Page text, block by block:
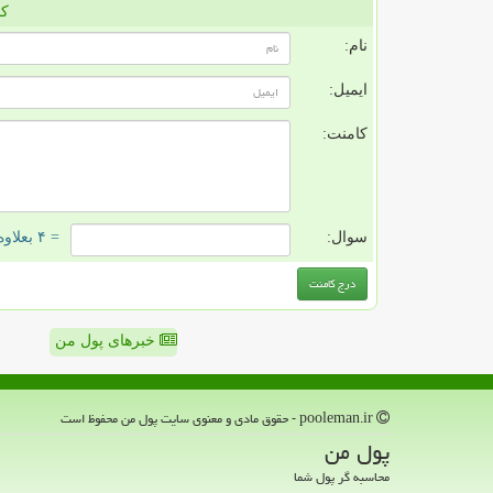
نام:
ایمیل:
کامنت:
سوال: = ۴ بعلاوه ۱
خبرهای پول من
پول من
محاسبه گر پول شما